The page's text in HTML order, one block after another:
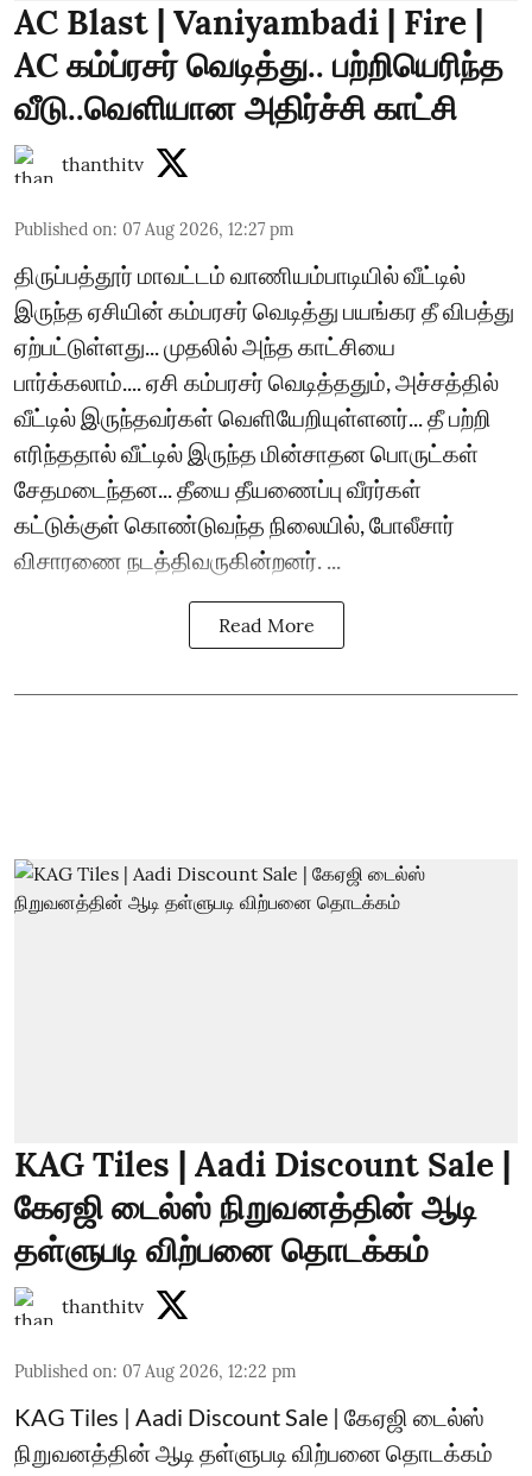
AC Blast | Vaniyambadi | Fire |
AC கம்ப்ரசர் வெடித்து.. பற்றியெரிந்த
வீடு..வெளியான அதிர்ச்சி காட்சி
thanthitv
Published on: 07 Aug 2026, 12:27 pm
திருப்பத்தூர் மாவட்டம் வாணியம்பாடியில் வீட்டில்
இருந்த ஏசியின் கம்பரசர் வெடித்து பயங்கர தீ விபத்து
ஏற்பட்டுள்ளது... முதலில் அந்த காட்சியை
பார்க்கலாம்.... ஏசி கம்பரசர் வெடித்ததும், அச்சத்தில்
வீட்டில் இருந்தவர்கள் வெளியேறியுள்ளனர்... தீ பற்றி
எரிந்ததால் வீட்டில் இருந்த மின்சாதன பொருட்கள்
சேதமடைந்தன... தீயை தீயணைப்பு வீரர்கள்
கட்டுக்குள் கொண்டுவந்த நிலையில், போலீசார்
விசாரணை நடத்திவருகின்றனர். ...
Read More
KAG Tiles | Aadi Discount Sale |
கேஏஜி டைல்ஸ் நிறுவனத்தின் ஆடி
தள்ளுபடி விற்பனை தொடக்கம்
thanthitv
Published on: 07 Aug 2026, 12:22 pm
KAG Tiles | Aadi Discount Sale | கேஏஜி டைல்ஸ்
நிறுவனத்தின் ஆடி தள்ளுபடி விற்பனை தொடக்கம்